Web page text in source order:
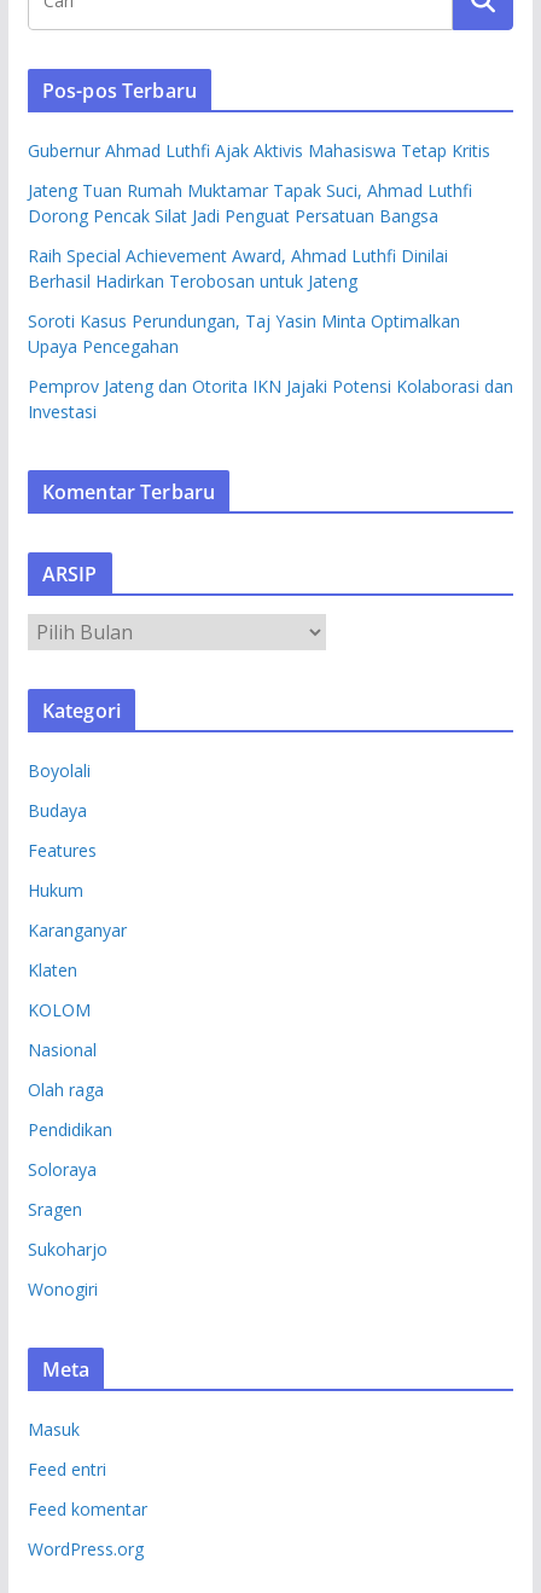
Pos-pos Terbaru
Gubernur Ahmad Luthfi Ajak Aktivis Mahasiswa Tetap Kritis
Jateng Tuan Rumah Muktamar Tapak Suci, Ahmad Luthfi
Dorong Pencak Silat Jadi Penguat Persatuan Bangsa
Raih Special Achievement Award, Ahmad Luthfi Dinilai
Berhasil Hadirkan Terobosan untuk Jateng
Soroti Kasus Perundungan, Taj Yasin Minta Optimalkan
Upaya Pencegahan
Pemprov Jateng dan Otorita IKN Jajaki Potensi Kolaborasi dan
Investasi
Komentar Terbaru
ARSIP
S
Kategori
Boyolali
Budaya
Features
Hukum
Karanganyar
Klaten
KOLOM
Nasional
Olah raga
Pendidikan
Soloraya
Sragen
Sukoharjo
Wonogiri
Meta
Masuk
Feed entri
Feed komentar
WordPress.org